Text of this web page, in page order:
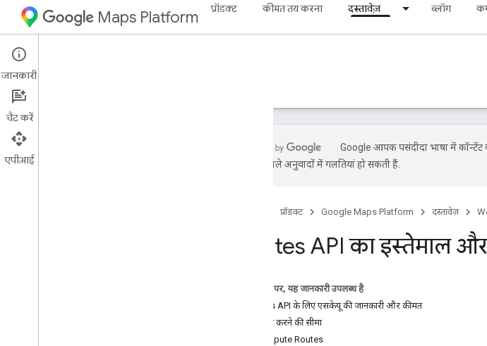
Maps Platform प्रॉडक्ट कीमत तय करना दस्तावेज़ ब्लॉग
Web Services
गाइड
Google आपकी पसंदीदा भाषा में
एआई से मिले अनुवादों में गलतियां हो सकती हैं.
प्रॉडक्ट Google Maps Platform दस्तावेज़
Routes API का इस्तेमाल
इस पेज पर, यह जानकारी उपलब्ध है
Routes API के लिए एसकेयू की जानकारी और कीमत
इस्तेमाल करने की सीमा
Compute Routes
जानकारी
चैट करें
एपीआई